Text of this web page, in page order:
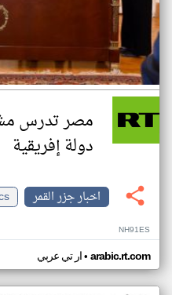
مصر تدرس
دولة إفريقية
اخبار جزر القمر
NH91ES
ار تي عربي• arabic.rt.com